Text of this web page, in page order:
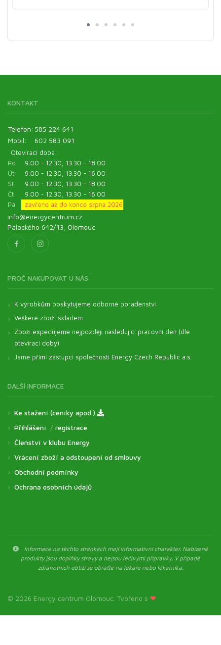
KONTAKT
Telefon: 585 224 641
Mobil:
602 583 091
Otevírací doba:
Po
9.00 - 12.30, 13.30 - 18.00
Út
9.00 - 12.30, 13.30 - 16.00
St
9.00 - 12.30, 13.30 - 18.00
Čt
9.00 - 12.30, 13.30 - 16.00
Pá
zavřeno až do konce srpna 2026
info@energycentrum.cz
Palackého 642/13, Olomouc
PROČ NAKUPOVAT U NÁS
K výrobkům poskytujeme odborné poradenství
Veškeré zboží skladem
Zboží expedujeme nejpozději následující pracovní den (dle
otevírací doby)
Jsme přímí zástupci společnosti Energy Czech Republic a.s.
DALŠÍ INFORMACE
Ke stažení (ceníky apod.)
Přihlášení / registrace
Členství v klubu Energy
Vrácení zboží a odstoupení od smlouvy
Obchodní podmínky
Ochrana osobních údajů
Informace na těchto stránkách mají informativní charakter. Nabízené
produkty jsou doplňky stravy a nejsou léčivými přípravky. V případě
zdravotních obtíží se obraťte na lékaře nebo lékárníka.
© 2026 Energy centrum Olomouc. Tvořeno s ❤